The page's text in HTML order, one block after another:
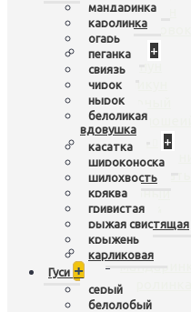
арлекин
Лебеди
+
шипун
кликун
черный
черношеий
Перепела
+
горный
дикий
расписной
Утки
+
каролинка
огарь
мандаринка
каролинка
огарь
пеганка
свиязь
чирок
нырок
белоликая
вдовушка
касатка
широконоска
шилохвость
кряква
гривистая
рыжая свистящая
крыжень
карликовая
Гуси +
серый
белолобый